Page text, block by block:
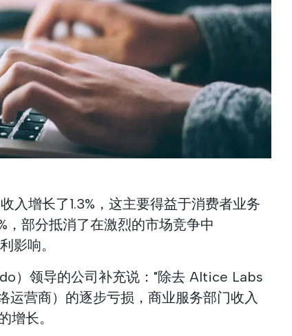
入增长了1.3%，这主要得益于消费者业务
，部分抵消了在激烈的市场竞争中
影响。
）领导的公司补充说："除去 Altice Labs
运营商）的逐步亏损，商业服务部门收入
增长。